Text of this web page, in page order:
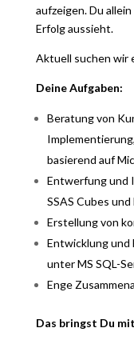
aufzeigen. Du
Erfolg aussieht.
Aktuell suchen wir
Deine Aufgaben:
Beratung von
basierend auf
Entwerfung und
SSAS Cubes
Erstellung von
Entwicklung und
unter MS SQL-
Enge
Das bringst Du